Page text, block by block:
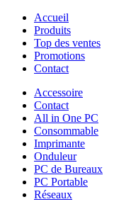
Accueil
Produits
Top des ventes
Promotions
Contact
Accessoire
Contact
All in One PC
Consommable
Imprimante
Onduleur
PC de Bureaux
PC Portable
Réseaux